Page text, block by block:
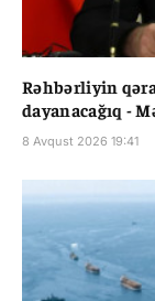
Rəhbərliyin
dayanacağıq -
8 Avqust 2026 19:41